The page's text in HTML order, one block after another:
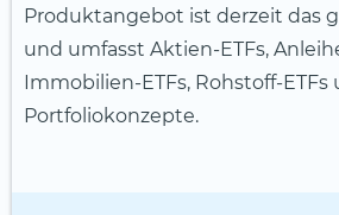
Produktangebot ist derzeit das
und umfasst Aktien-ETFs,
Immobilien-ETFs, Rohstoff-ETFs
Portfoliokonzepte.